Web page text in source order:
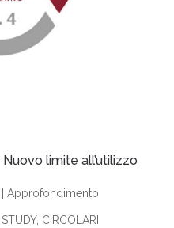
limite all’utilizzo
Approfondimento
, CIRCOLARI